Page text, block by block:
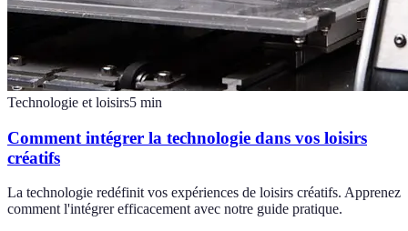
Technologie et loisirs5 min
Comment intégrer la technologie dans vos loisirs
créatifs
La technologie redéfinit vos expériences de loisirs créatifs. Apprenez
comment l'intégrer efficacement avec notre guide pratique.